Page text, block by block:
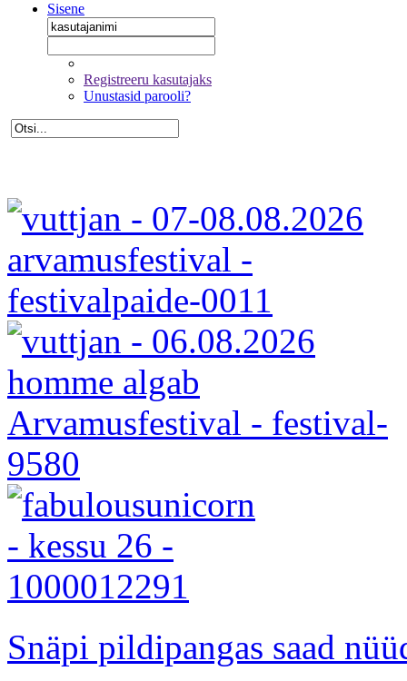
Sisene
Registreeru kasutajaks
Unustasid parooli?
Snäpi pildipangas saad